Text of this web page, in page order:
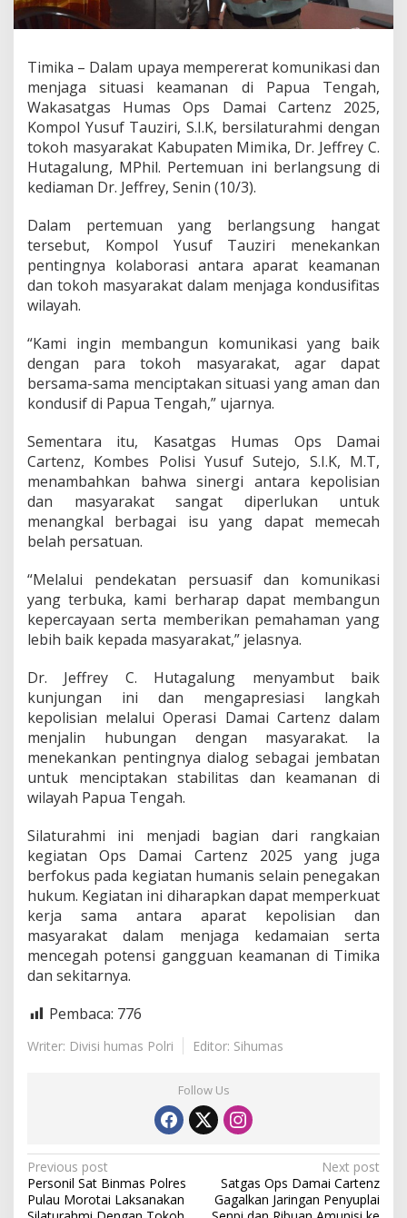
M
a
s
y
a
r
a
k
T
i
a
G
u
n
e
r
k
a
t
m
i
k
s
i
d
a
n
K
a
m
n
a
n
Timika – Dalam upaya mempererat komunikasi dan
menjaga situasi keamanan di Papua Tengah,
Wakasatgas Humas Ops Damai Cartenz 2025,
Kompol Yusuf Tauziri, S.I.K, bersilaturahmi dengan
tokoh masyarakat Kabupaten Mimika, Dr. Jeffrey C.
Hutagalung, MPhil. Pertemuan ini berlangsung di
kediaman Dr. Jeffrey, Senin (10/3).
Dalam pertemuan yang berlangsung hangat
tersebut, Kompol Yusuf Tauziri menekankan
pentingnya kolaborasi antara aparat keamanan
dan tokoh masyarakat dalam menjaga kondusifitas
wilayah.
“Kami ingin membangun komunikasi yang baik
dengan para tokoh masyarakat, agar dapat
bersama-sama menciptakan situasi yang aman dan
kondusif di Papua Tengah,” ujarnya.
Sementara itu, Kasatgas Humas Ops Damai
Cartenz, Kombes Polisi Yusuf Sutejo, S.I.K, M.T,
menambahkan bahwa sinergi antara kepolisian
dan masyarakat sangat diperlukan untuk
menangkal berbagai isu yang dapat memecah
belah persatuan.
“Melalui pendekatan persuasif dan komunikasi
yang terbuka, kami berharap dapat membangun
kepercayaan serta memberikan pemahaman yang
lebih baik kepada masyarakat,” jelasnya.
Dr. Jeffrey C. Hutagalung menyambut baik
kunjungan ini dan mengapresiasi langkah
kepolisian melalui Operasi Damai Cartenz dalam
menjalin hubungan dengan masyarakat. Ia
menekankan pentingnya dialog sebagai jembatan
untuk menciptakan stabilitas dan keamanan di
wilayah Papua Tengah.
Silaturahmi ini menjadi bagian dari rangkaian
kegiatan Ops Damai Cartenz 2025 yang juga
berfokus pada kegiatan humanis selain penegakan
hukum. Kegiatan ini diharapkan dapat memperkuat
kerja sama antara aparat kepolisian dan
masyarakat dalam menjaga kedamaian serta
mencegah potensi gangguan keamanan di Timika
dan sekitarnya.
Pembaca: 776
Writer: Divisi humas Polri Editor: Sihumas
Follow Us
P
o
Previous post
Personil Sat Binmas Polres
Pulau Morotai Laksanakan
Next post
Satgas Ops Damai Cartenz
Gagalkan Jaringan Penyuplai